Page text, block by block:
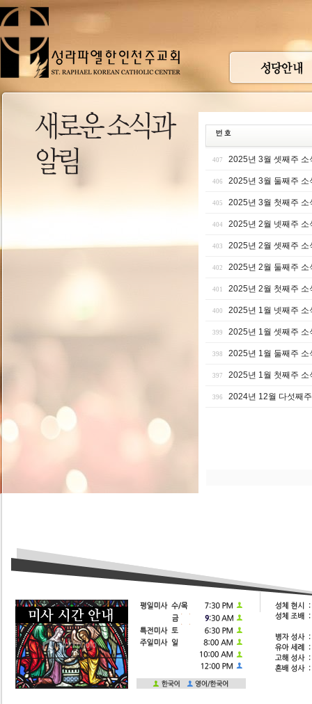
407 2025년 3월 셋째주 소
406 2025년 3월 둘째주 소
405 2025년 3월 첫째주 소
404 2025년 2월 넷째주 소
403 2025년 2월 셋째주 소
402 2025년 2월 둘째주 소
401 2025년 2월 첫째주 소
400 2025년 1월 넷째주 소
399 2025년 1월 셋째주 소
398 2025년 1월 둘째주 소
397 2025년 1월 첫째주 소
396 2024년 12월 다섯째